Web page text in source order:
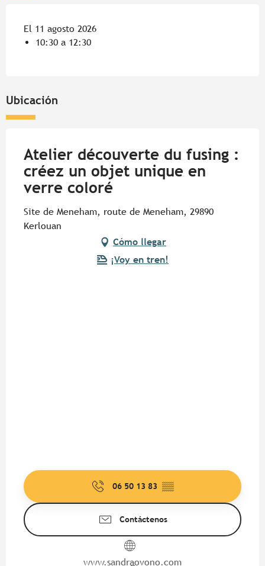
El 11 agosto 2026
10:30 a 12:30
Ubicación
Atelier découverte du fusing :
créez un objet unique en
verre coloré
Site de Meneham, route de Meneham, 29890
Kerlouan
Cómo llegar
¡Voy en tren!
06 50 13 83 ▒▒
Contáctenos
www.sandraovono.com